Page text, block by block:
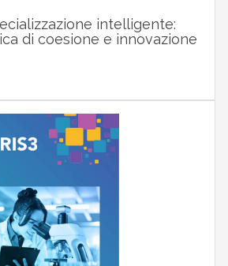
intelligente:
di coesione e innovazione